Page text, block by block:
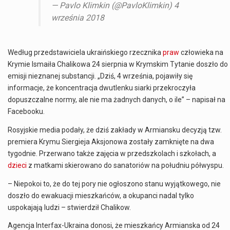
— Pavlo Klimkin (@PavloKlimkin) 4
września 2018
Według przedstawiciela ukraińskiego rzecznikapraw człowieka na
Krymie Ismaiła Chalikowa 24 sierpnia w Krymskim Tytanie doszło do
emisji nieznanej substancji. „Dziś, 4 września, pojawiły się
informacje, że koncentracja dwutlenku siarki przekroczyła
dopuszczalne normy, ale nie ma żadnych danych, o ile” – napisał na
Facebooku.
Rosyjskie media podały, że dziś zakłady w Armiansku decyzją tzw.
premiera Krymu Siergieja Aksjonowa zostały zamknięte na dwa
tygodnie. Przerwano także zajęcia w przedszkolach i szkołach, a
dzieci z matkami skierowano do sanatoriów na południu półwyspu.
– Niepokoi to, że do tej pory nie ogłoszono stanu wyjątkowego, nie
doszło do ewakuacji mieszkańców, a okupanci nadal tylko
uspokajają ludzi – stwierdził Chalikow.
Agencja Interfax-Ukraina donosi, że mieszkańcy Armianska od 24